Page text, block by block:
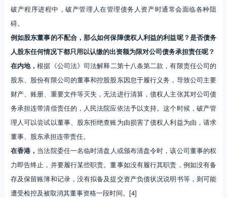
破产程序进程中，破产管理人在管理债务人资产时通常会面临各种阻
碍。
例如股东董事的不配合，那么如何保障债权人利益的利益呢？是否债务
人股东任何情况下都只用以认缴的出资额为限对公司债务承担责任呢？
在内地，根据《公司法》司法解释二第十八条第二款，有限责任公司的
股东、股份有限公司的董事和控股股东因怠于履行义务，导致公司主要
财产、账册、重要文件等灭失，无法进行清算，债权人主张其对公司债
务承担连带清偿责任的，人民法院应依法予以支持。这个时候，破产管
理人可以尝试以董事、股东拒绝查账为由损害了债权人利益为由，请求
董事、股东承担连带责任。
在香港， 当法院委任一名临时清盘人或颁布清盘令时，该公司董事的权
力即告终止，并要履行某些职责。董事如没有履行其职责，例如没有备
存及保留账簿和记录，没有拟备及提交资产负债状况说明书等，则可能
遭受检控及被取消其董事资格一段时间。[4]